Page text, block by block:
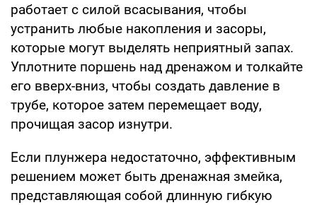
работает с силой всасывания, чтобы
устранить любые накопления и засоры,
которые могут выделять неприятный запах.
Уплотните поршень над дренажом и толкайте
его вверх-вниз, чтобы создать давление в
трубе, которое затем перемещает воду,
прочищая засор изнутри.
Если плунжера недостаточно, эффективным
решением может быть дренажная змейка,
представляющая собой длинную гибкую